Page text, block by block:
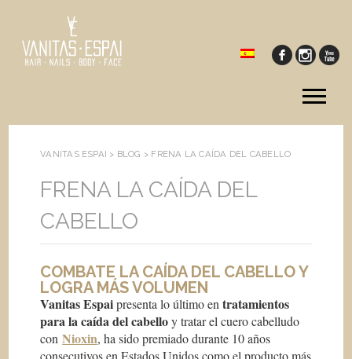
VANITAS ESPAI > BLOG > FRENA LA CAÍDA DEL CABELLO
FRENA LA CAÍDA DEL
CABELLO
COMBATE LA CAÍDA DEL CABELLO Y
LOGRA MÁS VOLUMEN
Vanitas Espaipresenta lo último entratamientos
para la caída del cabelloy tratar el cuero cabelludo
conNioxin, ha sido premiado durante 10 años
consecutivos en Estados Unidos como el producto más